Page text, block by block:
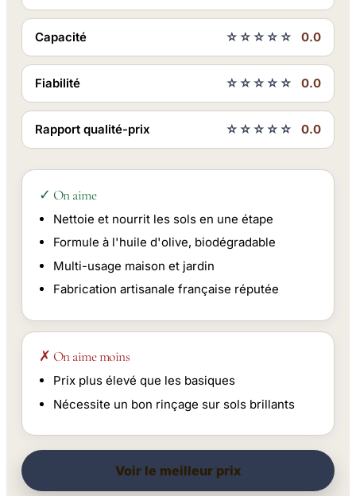
Capacité ☆☆☆☆☆ 0.0
Fiabilité ☆☆☆☆☆ 0.0
Rapport qualité-prix ☆☆☆☆☆ 0.0
✓ On aime
Nettoie et nourrit les sols en une étape
Formule à l'huile d'olive, biodégradable
Multi-usage maison et jardin
Fabrication artisanale française réputée
✗ On aime moins
Prix plus élevé que les basiques
Nécessite un bon rinçage sur sols brillants
Voir le meilleur prix